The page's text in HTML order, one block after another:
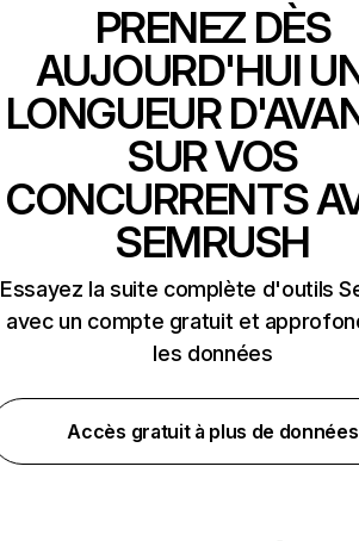
PRENEZ DÈS
AUJOURD'HUI
LONGUEUR
SUR VOS
CONCURRENTS
SEMRUSH
Essayez la suite complète d'outils
avec un compte gratuit et
les données
Accès gratuit à plus de données